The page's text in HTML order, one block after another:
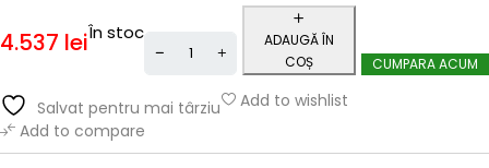
4.537 leiÎn stoc
ADAUGĂ ÎN
COȘ
CUMPARA ACUM
Salvat pentru mai târziu
Add to wishlist
Add to compare